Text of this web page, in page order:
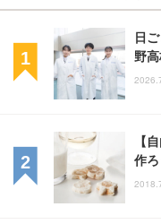
日
野
【
作ろ